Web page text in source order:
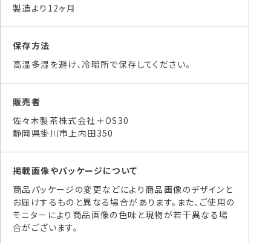
製造より12ヶ月
保存方法
高温多湿を避け、冷暗所で保存してください。
販売者
佐々木製茶株式会社＋OS30
静岡県掛川市上内田350
掲載画像やパッケージについて
商品パッケージの変更などにより商品画像のデザインと
お届けするものと異なる場合があります。また、ご使用の
モニターにより商品画像の色味と現物が若干異なる場
合がございます。